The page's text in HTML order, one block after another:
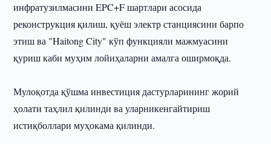
инфратузилмасини EPC+F шартлари асосида
реконструкция қилиш, қуёш электр станциясини барпо
этиш ва "Haitong City" кўп функцияли мажмуасини
қуриш каби муҳим лойиҳаларни амалга оширмоқда.
Мулоқотда қўшма инвестиция дастурларининг жорий
ҳолати таҳлил қилинди ва уларникенгайтириш
истиқболлари муҳокама қилинди.